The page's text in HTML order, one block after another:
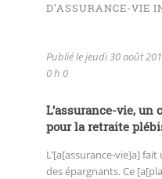
D’ASSURANCE-VIE
Publié lejeudi 30 août
0 h 0
L’assurance-vie, un
pour la retraite
L’[a[assurance-vie]a]
des épargnants. Ce